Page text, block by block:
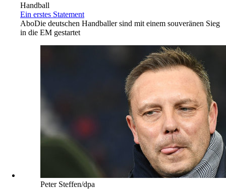
Handball
Ein erstes Statement
AboDie deutschen Handballer sind mit einem souveränen Sieg
in die EM gestartet
Peter Steffen/dpa